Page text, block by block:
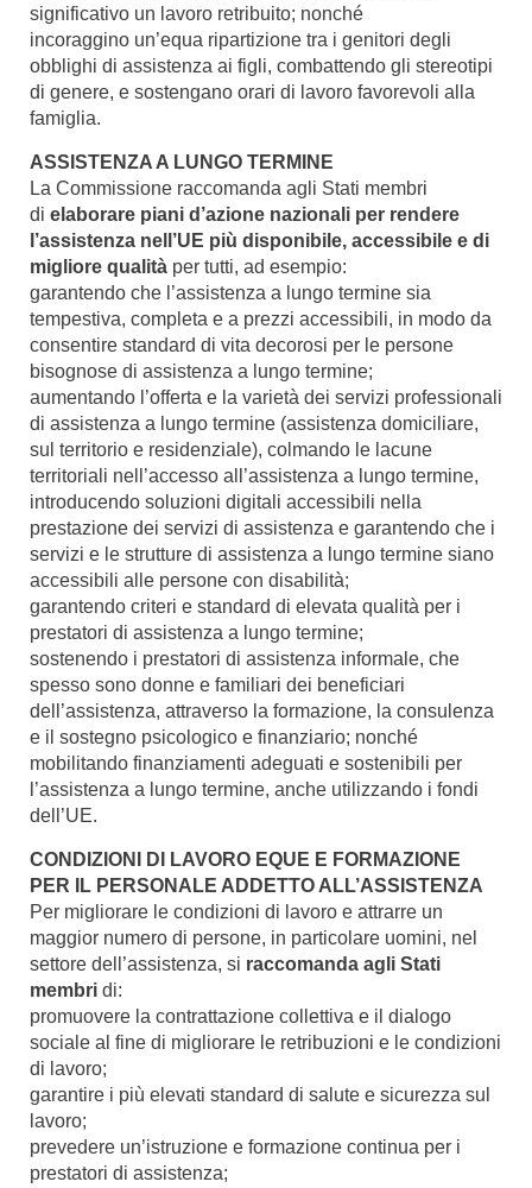
significativo un lavoro retribuito; nonché
incoraggino un’equa ripartizione tra i genitori degli
obblighi di assistenza ai figli, combattendo gli stereotipi
di genere, e sostengano orari di lavoro favorevoli alla
famiglia.
ASSISTENZA A LUNGO TERMINE
La Commissione raccomanda agli Stati membri
di elaborare piani d’azione nazionali per rendere
l’assistenza nell’UE più disponibile, accessibile e di
migliore qualità per tutti, ad esempio:
garantendo che l’assistenza a lungo termine sia
tempestiva, completa e a prezzi accessibili, in modo da
consentire standard di vita decorosi per le persone
bisognose di assistenza a lungo termine;
aumentando l’offerta e la varietà dei servizi professionali
di assistenza a lungo termine (assistenza domiciliare,
sul territorio e residenziale), colmando le lacune
territoriali nell’accesso all’assistenza a lungo termine,
introducendo soluzioni digitali accessibili nella
prestazione dei servizi di assistenza e garantendo che i
servizi e le strutture di assistenza a lungo termine siano
accessibili alle persone con disabilità;
garantendo criteri e standard di elevata qualità per i
prestatori di assistenza a lungo termine;
sostenendo i prestatori di assistenza informale, che
spesso sono donne e familiari dei beneficiari
dell’assistenza, attraverso la formazione, la consulenza
e il sostegno psicologico e finanziario; nonché
mobilitando finanziamenti adeguati e sostenibili per
l’assistenza a lungo termine, anche utilizzando i fondi
dell’UE.
CONDIZIONI DI LAVORO EQUE E FORMAZIONE
PER IL PERSONALE ADDETTO ALL’ASSISTENZA
Per migliorare le condizioni di lavoro e attrarre un
maggior numero di persone, in particolare uomini, nel
settore dell’assistenza, si raccomanda agli Stati
membri di:
promuovere la contrattazione collettiva e il dialogo
sociale al fine di migliorare le retribuzioni e le condizioni
di lavoro;
garantire i più elevati standard di salute e sicurezza sul
lavoro;
prevedere un’istruzione e formazione continua per i
prestatori di assistenza;